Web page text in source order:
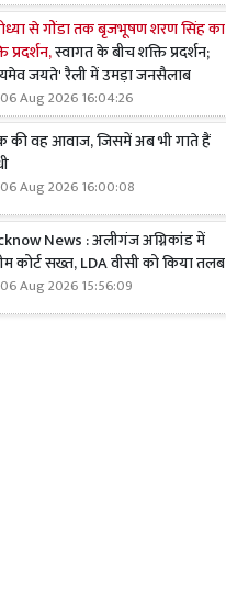
से गोंडा तक बृजभूषण शरण सिंह का
प्रदर्शन,स्वागत के बीच शक्ति प्रदर्शन;
जयते' रैली में उमड़ा जनसैलाब
06 Aug 2026 16:04:26
की वह आवाज, जिसमें अब भी गाते हैं
06 Aug 2026 16:00:08
News : अलीगंज अग्निकांड में
कोर्ट सख्त, LDA वीसी को किया तलब
06 Aug 2026 15:56:09